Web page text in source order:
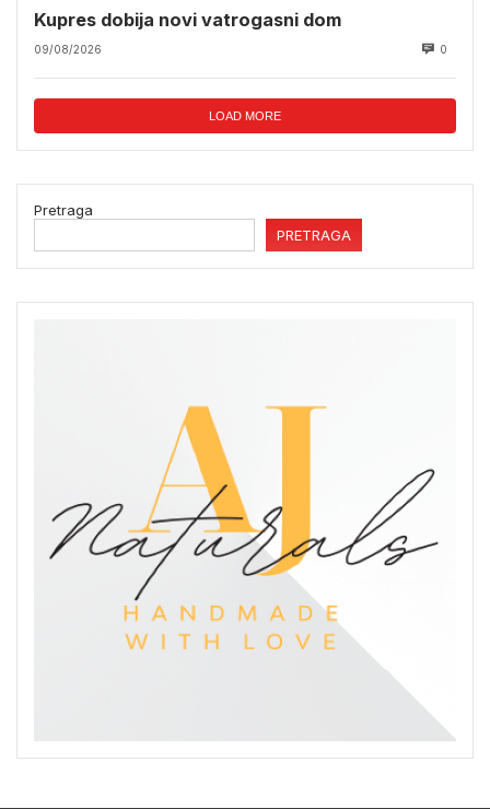
Kupres dobija novi vatrogasni dom
09/08/2026 0
LOAD MORE
Pretraga
PRETRAGA